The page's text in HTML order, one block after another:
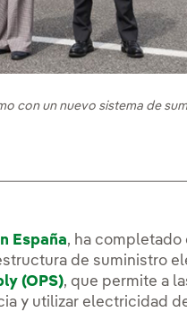
con un nuevo sistema de
España, ha completado
de suministro
(OPS), que permite a
y utilizar electricidad